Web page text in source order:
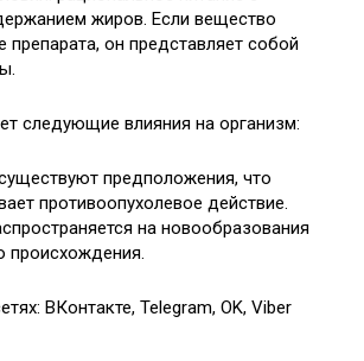
жиров. Если вещество
он представляет собой
следующие влияния на организм:
предположения, что
противоопухолевое действие.
на новообразования
происхождения.
ВКонтакте, Telegram, OK, Viber